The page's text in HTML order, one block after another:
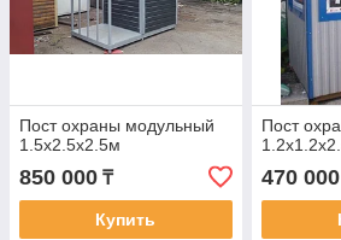
Пост охраны модульный
1.5х2.5х2.5м
850 000 ₸
Купить
Пост
470 000